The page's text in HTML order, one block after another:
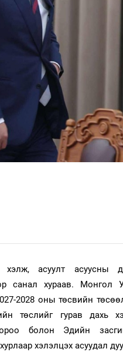
хэлж, асуулт асуусны
санал хураав. Монгол
2028 оны төсвийн
төслийг гурав дахь
болон Эдийн
хэлэлцэх асуудал